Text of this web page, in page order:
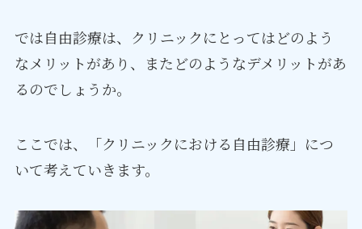
では自由診療は、クリニックにとってはどのよう
なメリットがあり、またどのようなデメリットがあ
るのでしょうか。
ここでは、「クリニックにおける自由診療」につ
いて考えていきます。